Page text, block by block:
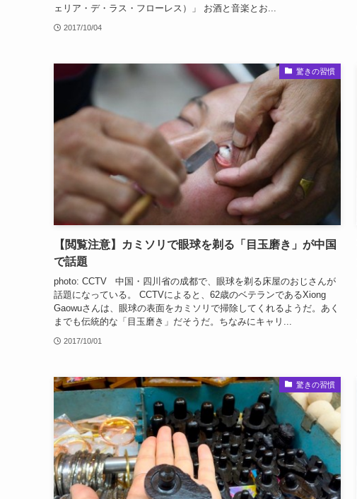
ェリア・デ・ラス・フローレス）」 お酒と音楽とお...
2017/10/04
驚きの習慣
【閲覧注意】カミソリで眼球を剃る「目玉磨き」が中国
で話題
photo: CCTV 中国・四川省の成都で、眼球を剃る床屋のおじさんが
話題になっている。 CCTVによると、62歳のベテランであるXiong
Gaowuさんは、眼球の表面をカミソリで掃除してくれるようだ。あく
までも伝統的な「目玉磨き」だそうだ。ちなみにキャリ...
2017/10/01
驚きの習慣